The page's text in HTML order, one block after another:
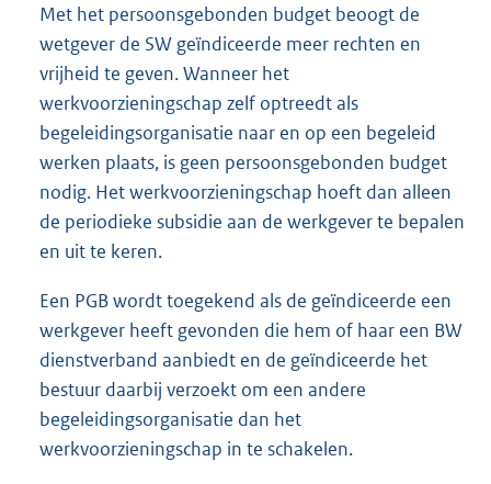
Met het persoonsgebonden budget beoogt de
wetgever de SW geïndiceerde meer rechten en
vrijheid te geven. Wanneer het
werkvoorzieningschap zelf optreedt als
begeleidingsorganisatie naar en op een begeleid
werken plaats, is geen persoonsgebonden budget
nodig. Het werkvoorzieningschap hoeft dan alleen
de periodieke subsidie aan de werkgever te bepalen
en uit te keren.
Een PGB wordt toegekend als de geïndiceerde een
werkgever heeft gevonden die hem of haar een BW
dienstverband aanbiedt en de geïndiceerde het
bestuur daarbij verzoekt om een andere
begeleidingsorganisatie dan het
werkvoorzieningschap in te schakelen.